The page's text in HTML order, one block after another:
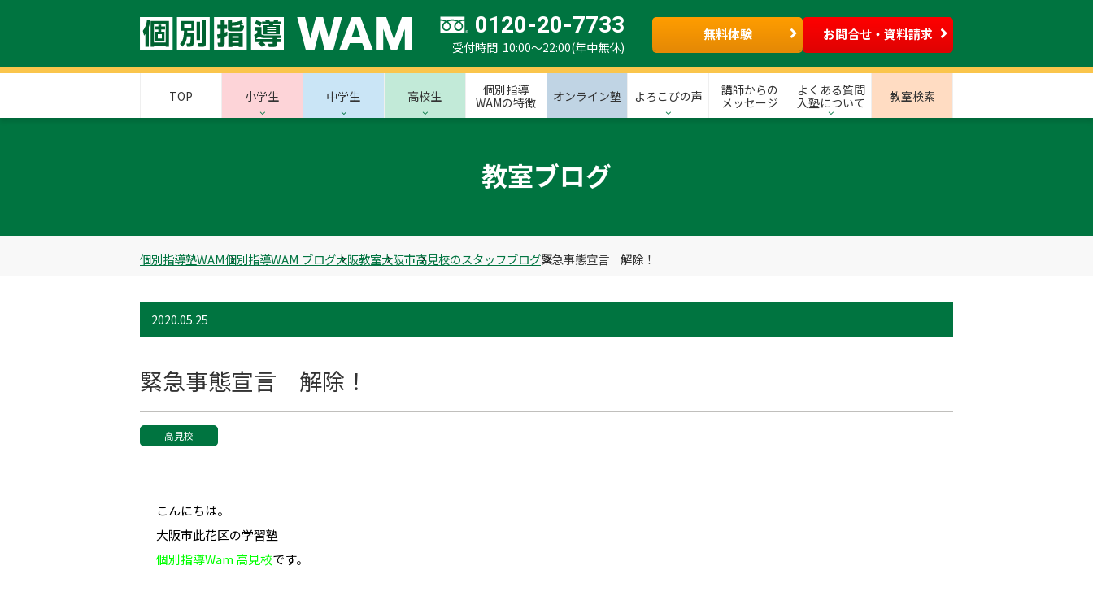
0120-20-7733
受付時間 10:00～22:00(年中無休)
無料体験 お問合せ・資料請求
TOP 小学生 中学生 高校生
個別指導
WAMの特徴
オンライン塾 よろこびの声
講師からの
メッセージ
よくある質問
入塾について
教室検索
教室ブログ
個別指導塾WAM個別指導WAM ブログ大阪教室大阪市高見校のスタッフブログ緊急事態宣言 解除！
2020.05.25
緊急事態宣言 解除！
高見校
こんにちは。
大阪市此花区の学習塾
個別指導Wam 高見校です。